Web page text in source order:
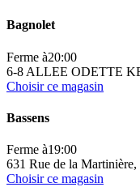
Bagnolet
Ferme à20:00
6-8 ALLEE ODETTE
Choisir ce magasin
Bassens
Ferme à19:00
631 Rue de la
Choisir ce magasin